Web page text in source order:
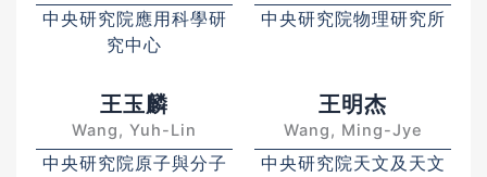
中央研究院應用科學研
究中心
中央研究院物理研究所
王玉麟
Wang, Yuh-Lin
中央研究院原子與分子
王明杰
Wang, Ming-Jye
中央研究院天文及天文